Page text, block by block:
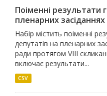
Поіменні результати
пленарних засіданнях
Набір містить поіменні
депутатів на пленарних
ради протягом VIIІ
включає результати...
CSV